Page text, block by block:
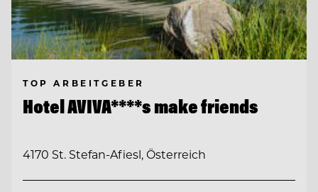
TOP ARBEITGEBER
Hotel AVIVA****s make friends
4170 St. Stefan-Afiesl, Österreich